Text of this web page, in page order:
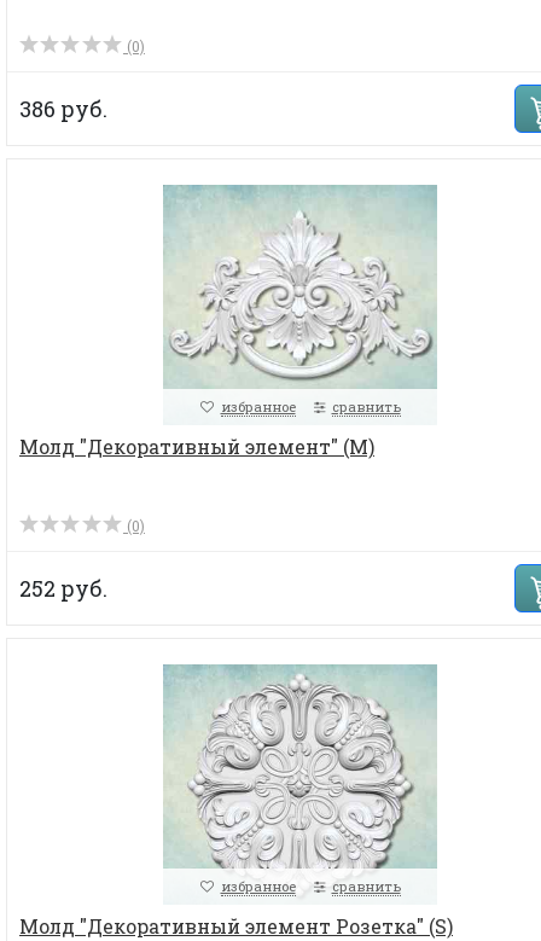
(0)
386 руб.
избранное сравнить
Молд "Декоративный элемент" (М)
(0)
252 руб.
избранное сравнить
Молд "Декоративный элемент Розетка" (S)